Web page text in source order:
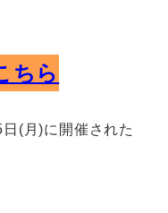
ちら
(月)に開催された